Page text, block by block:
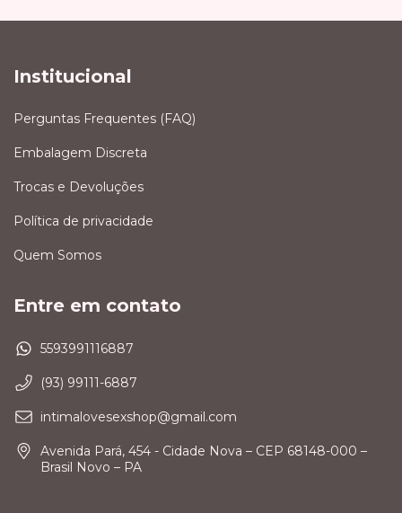
Institucional
Perguntas Frequentes (FAQ)
Embalagem Discreta
Trocas e Devoluções
Política de privacidade
Quem Somos
Entre em contato
5593991116887
(93) 99111-6887
intimalovesexshop@gmail.com
Avenida Pará, 454 - Cidade Nova – CEP 68148-000 –
Brasil Novo – PA